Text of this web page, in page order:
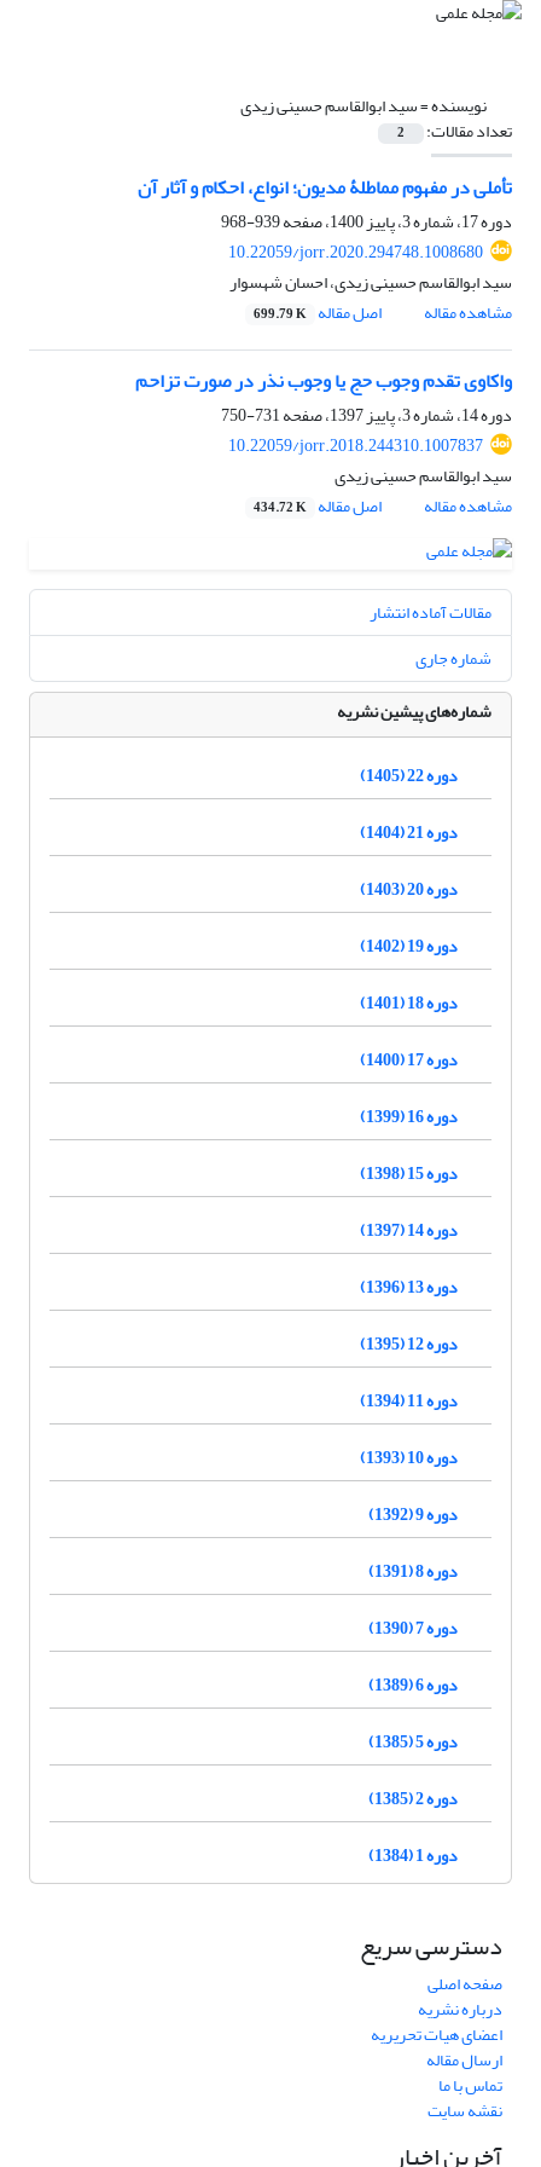
نویسنده =سید ابوالقاسم حسینی زیدی
تعداد مقالات: 2
تأملی در مفهوم مماطلۀ مدیون؛ انواع، احکام و آثار آن
دوره 17، شماره 3، پاییز 1400، صفحه
939-968
10.22059/jorr.2020.294748.1008680
سید ابوالقاسم حسینی زیدی، احسان شهسوار
مشاهده مقاله
اصل مقاله 699.79 K
واکاوی تقدم وجوب حج یا وجوب نذر در صورت تزاحم
دوره 14، شماره 3، پاییز 1397، صفحه
731-750
10.22059/jorr.2018.244310.1007837
سید ابوالقاسم حسینی زیدی
مشاهده مقاله
اصل مقاله 434.72 K
مقالات آماده انتشار
شماره جاری
شماره‌های پیشین نشریه
دوره 22 (1405)
دوره 21 (1404)
دوره 20 (1403)
دوره 19 (1402)
دوره 18 (1401)
دوره 17 (1400)
دوره 16 (1399)
دوره 15 (1398)
دوره 14 (1397)
دوره 13 (1396)
دوره 12 (1395)
دوره 11 (1394)
دوره 10 (1393)
دوره 9 (1392)
دوره 8 (1391)
دوره 7 (1390)
دوره 6 (1389)
دوره 5 (1385)
دوره 2 (1385)
دوره 1 (1384)
دسترسی سریع
صفحه اصلی
درباره نشریه
اعضای هیات تحریریه
ارسال مقاله
تماس با ما
نقشه سایت
آخرین اخبار